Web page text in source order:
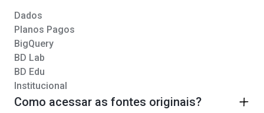
Dados
Planos Pagos
BigQuery
BD Lab
BD Edu
Institucional
Como acessar as fontes originais?